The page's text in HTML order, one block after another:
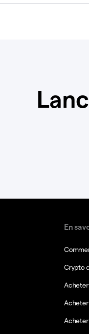
En
Crypto
Acheter
Acheter
Acheter